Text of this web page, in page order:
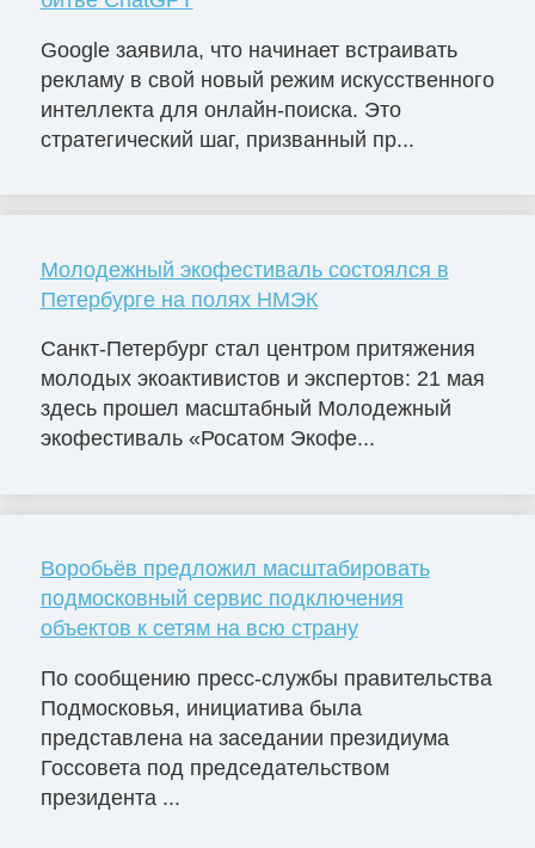
Google заявила, что начинает встраивать
рекламу в свой новый режим искусственного
интеллекта для онлайн-поиска. Это
стратегический шаг, призванный пр...
Молодежный экофестиваль состоялся в
Петербурге на полях НМЭК
Санкт-Петербург стал центром притяжения
молодых экоактивистов и экспертов: 21 мая
здесь прошел масштабный Молодежный
экофестиваль «Росатом Экофе...
Воробьёв предложил масштабировать
подмосковный сервис подключения
объектов к сетям на всю страну
По сообщению пресс-службы правительства
Подмосковья, инициатива была
представлена на заседании президиума
Госсовета под председательством
президента ...